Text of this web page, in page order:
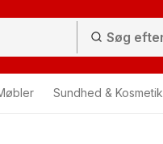
Sundhed & Kosmetik